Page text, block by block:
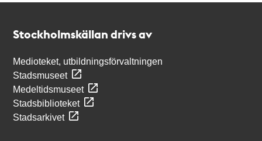
Stockholmskällan drivs av
Medioteket, utbildningsförvaltningen
Stadsmuseet
Medeltidsmuseet
Stadsbiblioteket
Stadsarkivet